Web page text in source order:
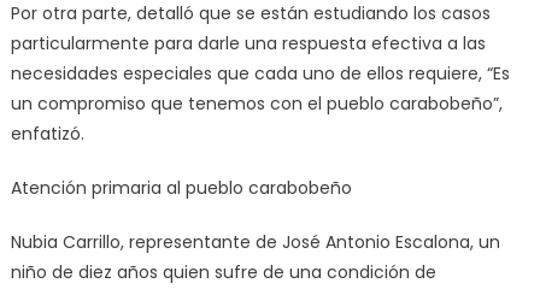
Por otra parte, detalló que se están estudiando los casos
particularmente para darle una respuesta efectiva a las
necesidades especiales que cada uno de ellos requiere, “Es
un compromiso que tenemos con el pueblo carabobeño”,
enfatizó.
Atención primaria al pueblo carabobeño
Nubia Carrillo, representante de José Antonio Escalona, un
niño de diez años quien sufre de una condición de